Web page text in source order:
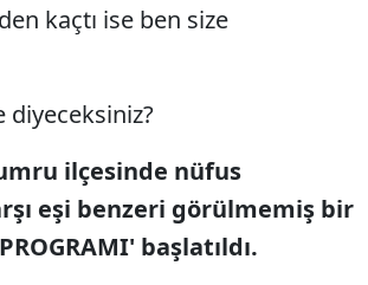
Erzurum
Eskişehir
kaçtı ise ben size
diyeceksiniz?
ilçesinde nüfus
eşi benzeri görülmemiş bir
başlatıldı.